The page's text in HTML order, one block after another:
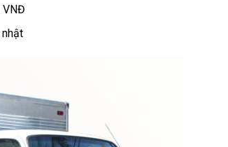
VNĐ